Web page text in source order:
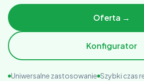
Oferta →
Konfigurator
Uniwersalne zastosowanie Szybki czas